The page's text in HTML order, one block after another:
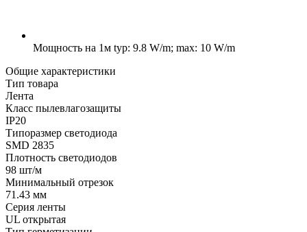
Мощность на 1м typ: 9.8 W/m; max: 10 W/m
Общие характеристики
Тип товара
Лента
Класс пылевлагозащиты
IP20
Типоразмер светодиода
SMD 2835
Плотность светодиодов
98 шт/м
Минимальный отрезок
71.43 мм
Серия ленты
UL открытая